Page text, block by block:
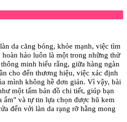
da căng bóng, khỏe mạnh, việc tìm
hảo luôn là một trong những thử
minh hiểu rằng, giữa hàng ngàn
cho đến thương hiệu, việc xác định
mình không hề đơn giản. Vì vậy, bài
một tấm bản đồ chi tiết, giúp bạn
ẩm" và tự tin lựa chọn được hũ kem
đến với làn da rạng rỡ hằng mong